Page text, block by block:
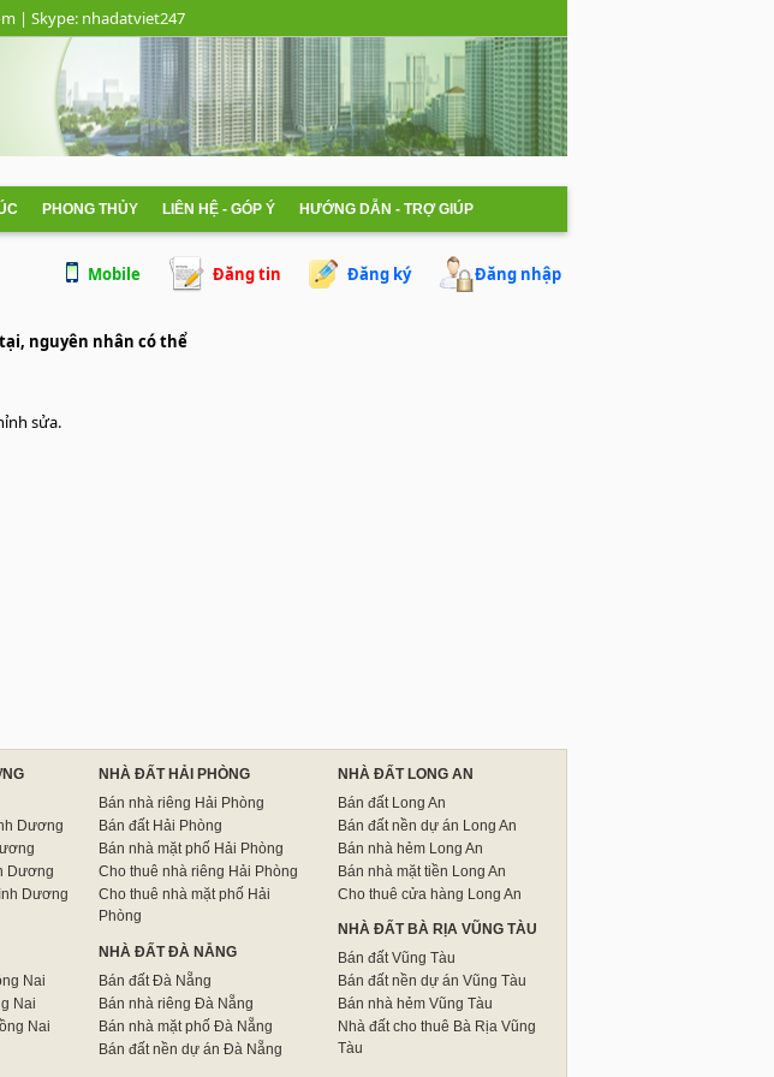
| Skype: nhadatviet247
PHONG THỦY LIÊN HỆ - GÓP Ý HƯỚNG DẪN - TRỢ GIÚP
Mobile Đăng tin Đăng ký Đăng nhập
nguyên nhân có thể
sửa.
Dương
Dương
Dương
Nai
Nai
Nai
NHÀ ĐẤT HẢI PHÒNG
Bán nhà riêng Hải Phòng
Bán đất Hải Phòng
Bán nhà mặt phố Hải Phòng
Cho thuê nhà riêng Hải Phòng
Cho thuê nhà mặt phố Hải
Phòng
NHÀ ĐẤT ĐÀ NẴNG
Bán đất Đà Nẵng
Bán nhà riêng Đà Nẵng
Bán nhà mặt phố Đà Nẵng
Bán đất nền dự án Đà Nẵng
NHÀ ĐẤT LONG AN
Bán đất Long An
Bán đất nền dự án Long An
Bán nhà hẻm Long An
Bán nhà mặt tiền Long An
Cho thuê cửa hàng Long An
NHÀ ĐẤT BÀ RỊA VŨNG TÀU
Bán đất Vũng Tàu
Bán đất nền dự án Vũng Tàu
Bán nhà hẻm Vũng Tàu
Nhà đất cho thuê Bà Rịa Vũng
Tàu